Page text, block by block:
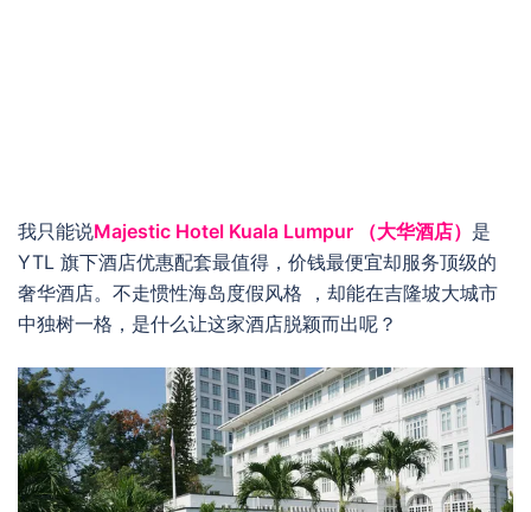
我只能说Majestic Hotel Kuala Lumpur （大华酒店） 是
YTL 旗下酒店优惠配套最值得，价钱最便宜却服务顶级的
奢华酒店。不走惯性海岛度假风格 ，却能在吉隆坡大城市
中独树一格，是什么让这家酒店脱颖而出呢？